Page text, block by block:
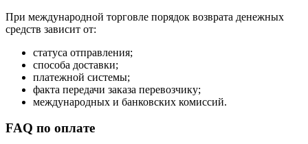
При международной торговле порядок возврата денежных
средств зависит от:
статуса отправления;
способа доставки;
платежной системы;
факта передачи заказа перевозчику;
международных и банковских комиссий.
FAQ по оплате